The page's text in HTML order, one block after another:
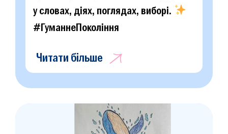
у словах, діях, поглядах, виборі.
#ГуманнеПокоління
Читати більше